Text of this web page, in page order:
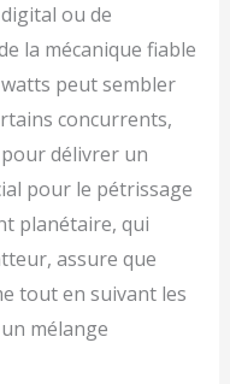
digital ou de
la mécanique fiable
peut sembler
concurrents,
délivrer un
pour le pétrissage
planétaire, qui
assure que
tout en suivant les
mélange